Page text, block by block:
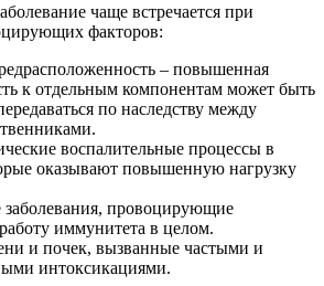
чаще встречается при
факторов:
– повышенная
к отдельным компонентам может быть
по наследству между
воспалительные процессы в
оказывают повышенную нагрузку
провоцирующие
иммунитета в целом.
и почек, вызванные частыми и
интоксикациями.